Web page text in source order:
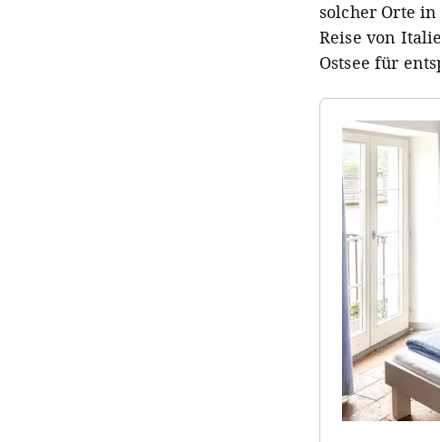
solcher Orte
Reise von
Ostsee für